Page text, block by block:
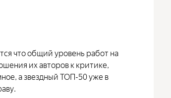
что общий уровень работ на
их авторов к критике,
а звездный ТОП-50 уже в